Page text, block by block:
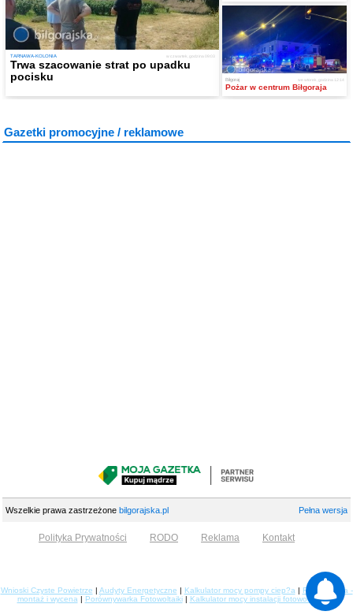
w czwartek, godzina 09:03
TARNAWA-KOLONIA
Trwa szacowanie strat po upadku
pocisku
we wtorek, godzina 12:14
Biłgoraj
Pożar w centrum Biłgoraja
Gazetki promocyjne / reklamowe
Wszelkie prawa zastrzeżone bilgorajska.pl Pełna wersja
Polityka Prywatności RODO Reklama Kontakt
Wnioski Czyste Powietrze Audyty Energetyczne Kalkulator mocy pompy ciep?a|
Fotowoltaika -
montaż i wycena| Porównywarka Fotowoltaiki| Kalkulator mocy instalacji fotowoltaicznej